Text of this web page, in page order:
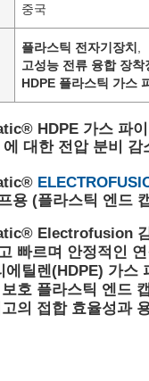
중국
플라스틱 전자기장치
고성능 전류 융합 장착
HDPE 플라스틱 가스
HDPE 가스 파
대한 전압 분비 감
용 (플라스틱 엔드
Electrofusion
빠르며 안정적인
에틸렌(HDPE) 가스
호 플라스틱 엔드
의 접합 효율성과